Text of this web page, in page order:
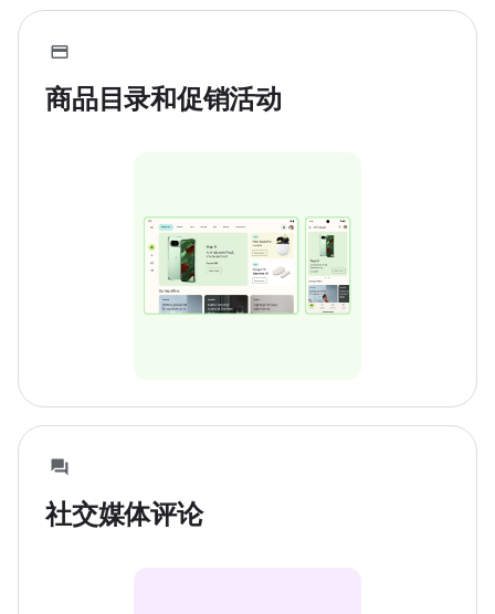
商品目录和促销活动
社交媒体评论